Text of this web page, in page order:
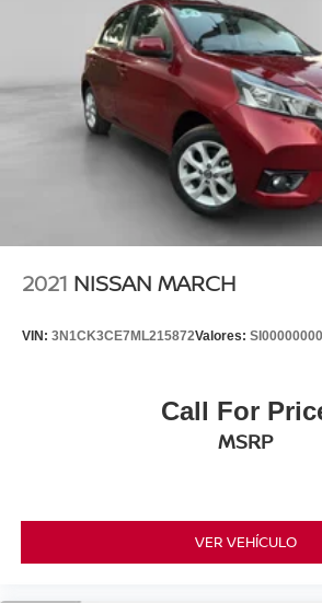
2021 NISSAN MARCH
VIN: 3N1CK3CE7ML215872Valores:
Call For
MSRP
VER VEHÍCULO